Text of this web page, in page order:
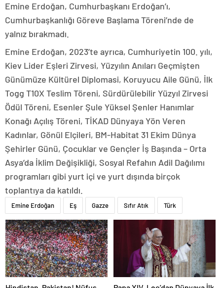
Emine Erdoğan, Cumhurbaşkanı Erdoğan’ı,
Cumhurbaşkanlığı Göreve Başlama Töreni’nde de
yalnız bırakmadı.
Emine Erdoğan, 2023’te ayrıca, Cumhuriyetin 100. yılı,
Kiev Lider Eşleri Zirvesi, Yüzyılın Anıları Geçmişten
Günümüze Kültürel Diplomasi, Koruyucu Aile Günü, İlk
Togg T10X Teslim Töreni, Sürdürülebilir Yüzyıl Zirvesi
Ödül Töreni, Esenler Şule Yüksel Şenler Hanımlar
Konağı Açılış Töreni, TİKAD Dünyaya Yön Veren
Kadınlar, Gönül Elçileri, BM-Habitat 31 Ekim Dünya
Şehirler Günü, Çocuklar ve Gençler İş Başında – Orta
Asya’da İklim Değişikliği, Sosyal Refahın Adil Dağılımı
programları gibi yurt içi ve yurt dışında birçok
toplantıya da katıldı.
Emine Erdoğan Eş Gazze Sıfır Atık Türk